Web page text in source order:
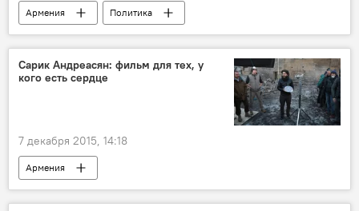
Армения
Политика
Руины памяти. Спитак. Землетрясение 1988 года
Сарик Андреасян: фильм для тех, у
кого есть сердце
7 декабря 2015, 14:18
Армения
Руины памяти. Спитак. Землетрясение 1988 года